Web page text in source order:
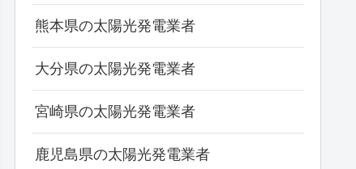
熊本県の太陽光発電業者
大分県の太陽光発電業者
宮崎県の太陽光発電業者
鹿児島県の太陽光発電業者